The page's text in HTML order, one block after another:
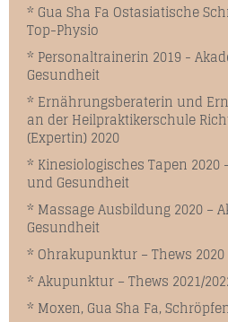
* Gua Sha Fa Ostasiatische
Top-Physio
* Personaltrainerin 2019 -
Gesundheit
* Ernährungsberaterin und
an der Heilpraktikerschule
(Expertin) 2020
* Kinesiologisches Tapen 2020
und Gesundheit
* Massage Ausbildung 2020 –
Gesundheit
* Ohrakupunktur – Thews 2020
* Akupunktur – Thews 2021/
* Moxen, Gua Sha Fa,